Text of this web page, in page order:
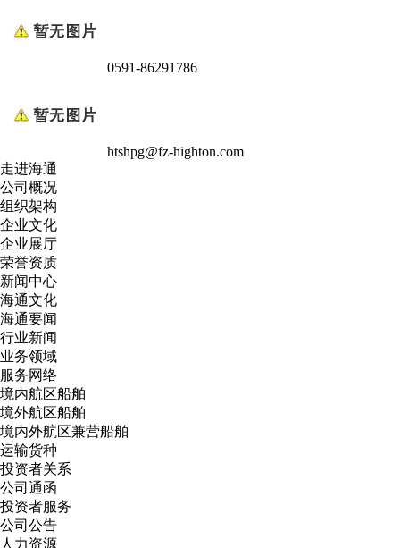
0591-86291786
htshpg@fz-highton.com
走进海通
公司概况
组织架构
企业文化
企业展厅
荣誉资质
新闻中心
海通文化
海通要闻
行业新闻
业务领域
服务网络
境内航区船舶
境外航区船舶
境内外航区兼营船舶
运输货种
投资者关系
公司通函
投资者服务
公司公告
人力资源